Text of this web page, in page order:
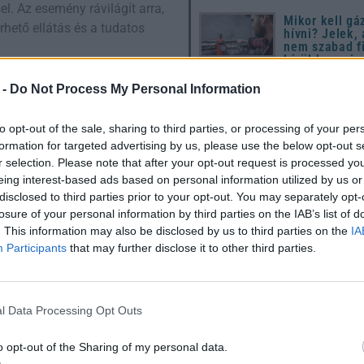
Do Not Process My Personal Information
opt-out of the sale, sharing to third parties, or processing of your
for targeted advertising by us, please use the below opt-out
selection. Please note that after your opt-out request is processed
interest-based ads based on personal information utilized by us
to third parties prior to your opt-out. You may separately
of your personal information by third parties on the IAB’s list of
This information may also be disclosed by us to third parties on the
Participants that may further disclose it to other third parties.
Data Processing Opt Outs
opt-out of the Sharing of my personal data.
Az esemény rávilágít arra,
ellátás és a tudatos
világnap
– mert a
célja a betegségek
kulcsfontosságú lehet
,melanomavagyvastvagy
akár életmentő is lehet.
településen a napon mobil
méréseket.
Mikor kell
hívni? Jelek,
nem szabad
kívül hagyni
Húsvét 2026:
útmutató a
modern
Utónevek gyakorisága
1967 – 2024